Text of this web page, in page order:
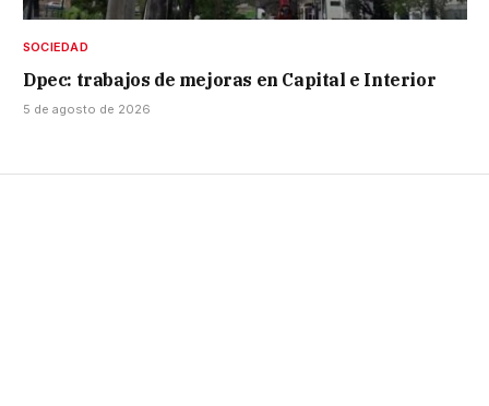
SOCIEDAD
Dpec: trabajos de mejoras en Capital e Interior
5 de agosto de 2026